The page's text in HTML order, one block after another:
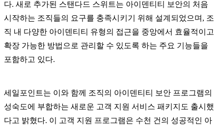
다. 새로 추가된 스탠다드 스위트는 아이덴티티 보안의 처음
시작하는 조직들의 요구를 충족시키기 위해 설계되었으며, 조
직 내 다양한 아이덴티티 유형의 접근을 중앙에서 효율적이고
확장 가능한 방법으로 관리할 수 있도록 하는 주요 기능들을
포함하고 있다.
세일포인트는 이와 함께 조직의 아이덴티티 보안 프로그램의
성숙도에 부합하는 새로운 고객 지원 서비스 패키지도 출시했
다고 밝혔다. 이 고객 지원 프로그램은 수천 건의 성공적인 아